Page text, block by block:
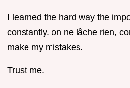
I learned the hard way the
constantly. on ne lâche rien,
make my mistakes.
Trust me.